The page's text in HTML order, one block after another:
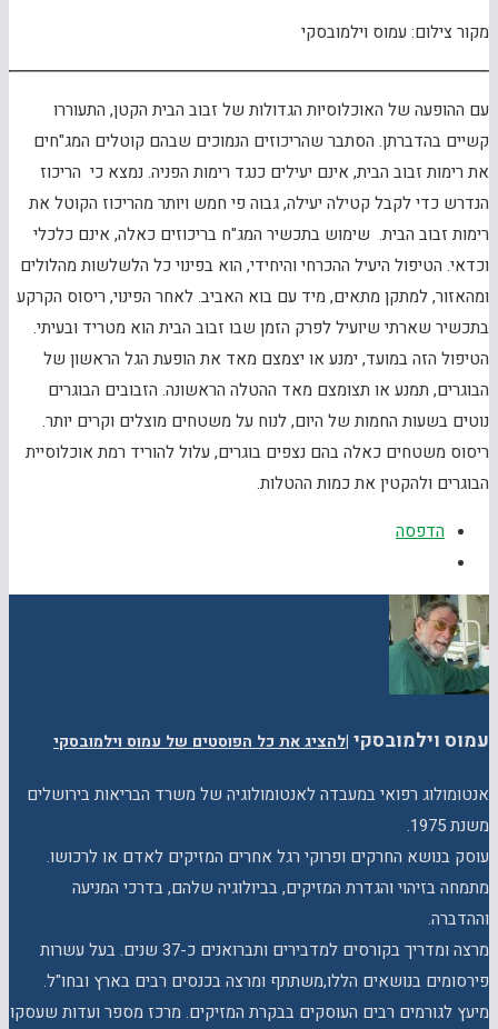
מקור צילום: עמוס וילמובסקי
עם ההופעה של האוכלוסיות הגדולות של זבוב הבית הקטן, התעוררו
קשיים בהדברתן. הסתבר שהריכוזים הנמוכים שבהם קוטלים המג"חים
את רימות זבוב הבית, אינם יעילים כנגד רימות הפניה. נמצא כי הריכוז
הנדרש כדי לקבל קטילה יעילה, גבוה פי חמש ויותר מהריכוז הקוטל את
רימות זבוב הבית. שימוש בתכשיר המג"ח בריכוזים כאלה, אינם כלכלי
וכדאי. הטיפול היעיל ההכרחי והיחידי, הוא בפינוי כל הלשלשות מהלולים
ומהאזור, למתקן מתאים, מיד עם בוא האביב. לאחר הפינוי, ריסוס הקרקע
בתכשיר שארתי שיועיל לפרק הזמן שבו זבוב הבית הוא מטריד ובעיתי.
הטיפול הזה במועד, ימנע או יצמצם מאד את הופעת הגל הראשון של
הבוגרים, תמנע או תצומצם מאד ההטלה הראשונה. הזבובים הבוגרים
נוטים בשעות החמות של היום, לנוח על משטחים מוצלים וקרים יותר.
ריסוס משטחים כאלה בהם נצפים בוגרים, עלול להוריד רמת אוכלוסיית
הבוגרים ולהקטין את כמות ההטלות.
הדפסה
עמוס וילמובסקי |להציג את כל הפוסטים של עמוס וילמובסקי
אנטומולוג רפואי במעבדה לאנטומולוגיה של משרד הבריאות בירושלים
משנת 1975.
עוסק בנושא החרקים ופרוקי רגל אחרים המזיקים לאדם או לרכושו.
מתמחה בזיהוי והגדרת המזיקים, בביולוגיה שלהם, בדרכי המניעה
וההדברה.
מרצה ומדריך בקורסים למדבירים ותברואנים כ-37 שנים. בעל עשרות
פירסומים בנושאים הללו,משתתף ומרצה בכנסים רבים בארץ ובחו"ל.
מיעץ לגורמים רבים העוסקים בבקרת המזיקים. מרכז מספר ועדות שעסקו